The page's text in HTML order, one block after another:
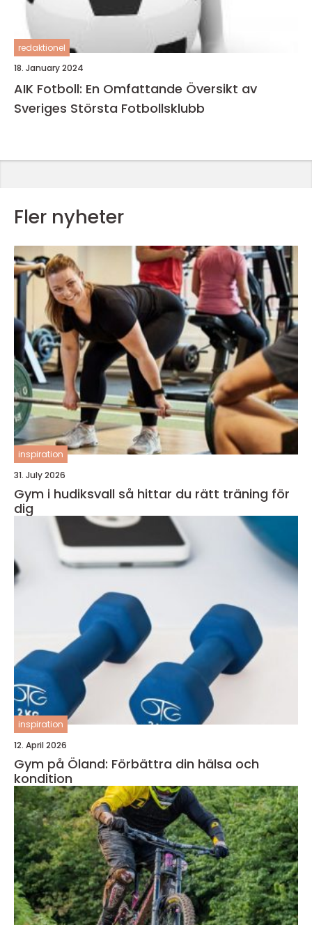
redaktionel
18. January 2024
AIK Fotboll: En Omfattande Översikt av
Sveriges Största Fotbollsklubb
Fler nyheter
inspiration
31. July 2026
Gym i hudiksvall så hittar du rätt träning för
dig
inspiration
12. April 2026
Gym på Öland: Förbättra din hälsa och
kondition